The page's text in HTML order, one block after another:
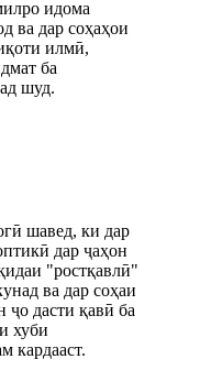
идома
ва дар соҳаҳои
илмӣ,
ба
шуд.
шавед, ки дар
дар ҷаҳон
"ростқавлӣ"
ва дар соҳаи
ҷо дасти қавӣ ба
хуби
кардааст.